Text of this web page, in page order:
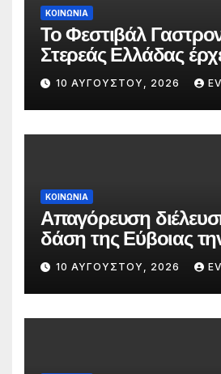
ΚΟΙΝΩΝΙΑ
Το Φεστιβάλ
Στερεάς Ελλάδας
Λίμνη και τη Στενή
10 ΑΥΓΟΎΣΤΟΥ, 2026
ΚΟΙΝΩΝΙΑ
Απαγόρευση
δάση της Εύβοιας
Αυγούστου λόγω
κινδύνου πυρκαγιάς
10 ΑΥΓΟΎΣΤΟΥ, 2026